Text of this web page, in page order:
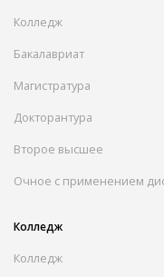
Колледж
Бакалавриат
Магистратура
Докторантура
Второе высшее
Очное с применением
Колледж
Колледж